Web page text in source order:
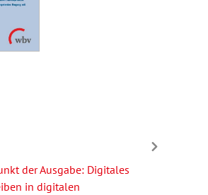
der Ausgabe: Digitales
in digitalen